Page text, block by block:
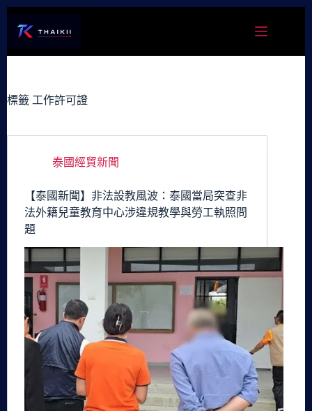
容
標籤 工作許可證
泰國經貿新聞
【泰國新聞】非法設教風波：泰國當局突查非
法外籍兒童教育中心涉違規教學與勞工執照問
題